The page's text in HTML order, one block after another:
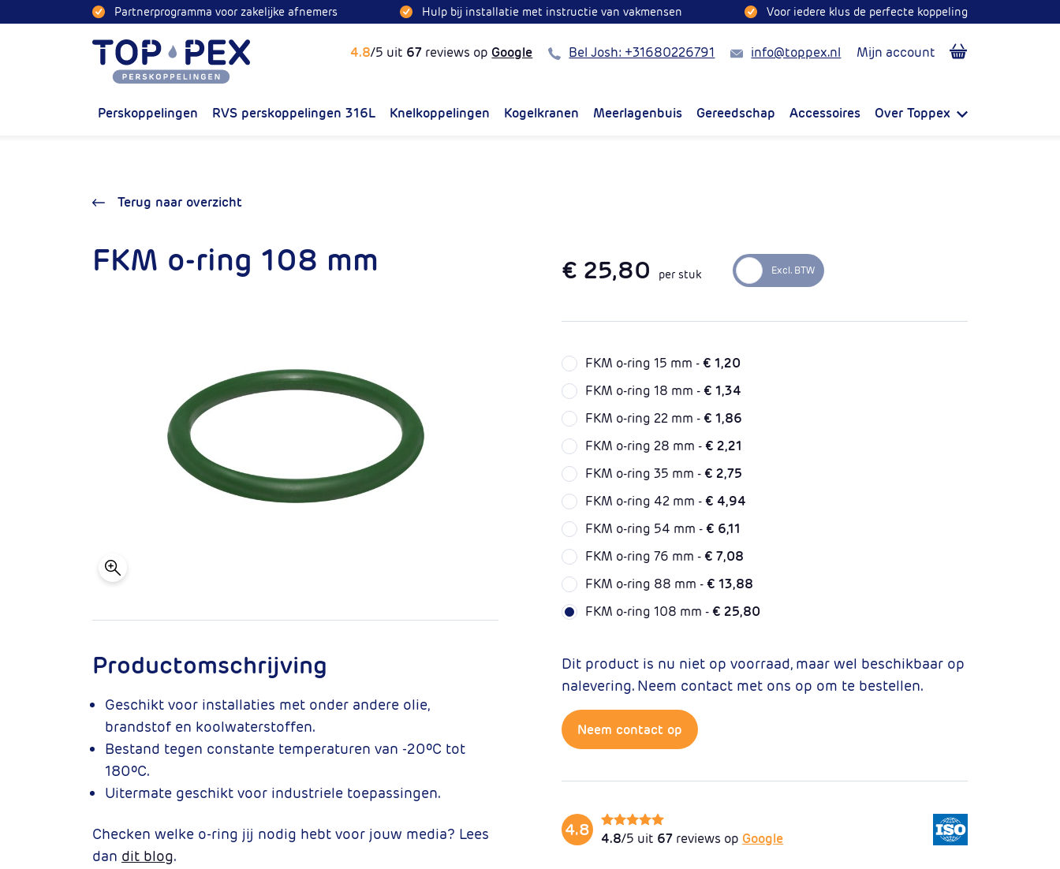
Partnerprogramma voor zakelijke afnemers Hulp bij installatie met instructie van vakmensen Voor iedere klus de perfecte koppeling
Toppex 4.8/5 uit 67 reviews op Google Bel Bel Josh: +31680226791 Mailinfo@toppex.nl Mijn account
Perskoppelingen RVS perskoppelingen 316L Knelkoppelingen Kogelkranen Meerlagenbuis Gereedschap Accessoires Over Toppex
Terug naar overzicht
FKM o-ring 108 mm
Productomschrijving
Geschikt voor installaties met onder andere olie,
brandstof en koolwaterstoffen.
Bestand tegen constante temperaturen van -20ºC tot
180ºC.
Uitermate geschikt voor industriele toepassingen.
Checken welke o-ring jij nodig hebt voor jouw media? Lees
dan dit blog.
€ 25,80 per stuk
FKM o-ring 15 mm -€ 1,20
FKM o-ring 18 mm -€ 1,34
FKM o-ring 22 mm -€ 1,86
FKM o-ring 28 mm -€ 2,21
FKM o-ring 35 mm -€ 2,75
FKM o-ring 42 mm -€ 4,94
FKM o-ring 54 mm -€ 6,11
FKM o-ring 76 mm -€ 7,08
FKM o-ring 88 mm -€ 13,88
FKM o-ring 108 mm -€ 25,80
Dit product is nu niet op voorraad, maar wel beschikbaar op
nalevering. Neem contact met ons op om te bestellen.
Neem contact op
4.8 4.8/5 uit 67 reviews op Google